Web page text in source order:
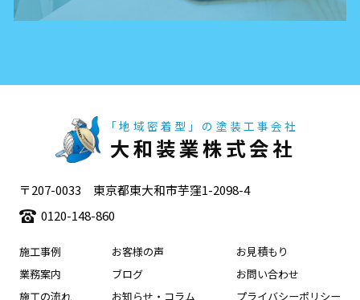
「地域密着型」の塗装工事会社
大和装業株式会社
〒207-0033 東京都東大和市芋窪1-2098-4
0120-148-860
施工事例
業務案内
施工の流れ
お客様の声
ブログ
お知らせ・コラム
お見積もり
お問い合わせ
プライバシーポリシー